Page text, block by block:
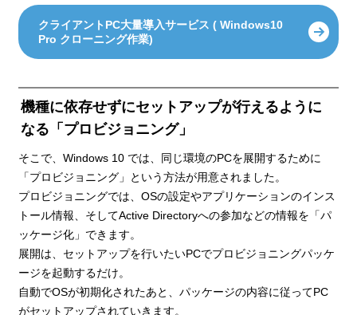
クライアントPC大量導入サービス ( Windows10
Pro クローニング作業)
機種に依存せずにセットアップが行えるように
なる「プロビジョニング」
そこで、Windows 10 では、同じ環境のPCを展開するために
「プロビジョニング」という方法が用意されました。
プロビジョニングでは、OSの設定やアプリケーションのインス
トール情報、そしてActive Directoryへの参加などの情報を「パ
ッケージ化」できます。
展開は、セットアップを行いたいPCでプロビジョニングパッケ
ージを起動するだけ。
自動でOSが初期化されたあと、パッケージの内容に従ってPC
がセットアップされていきます。